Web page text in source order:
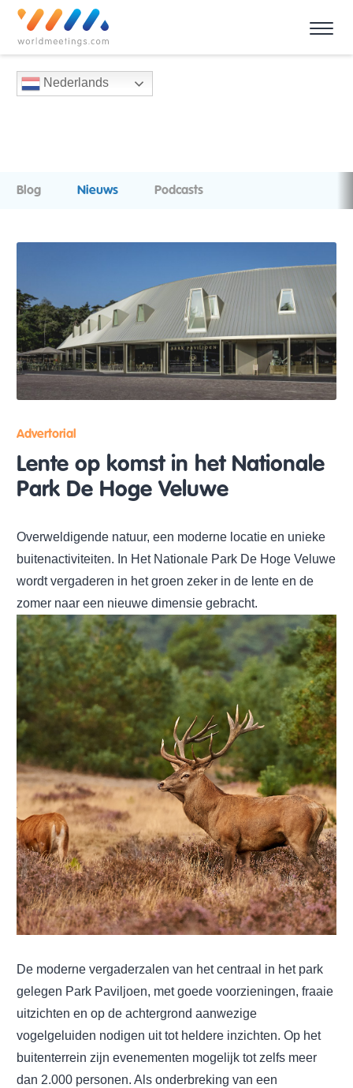
Nederlands
Blog Nieuws Podcasts
Advertorial
Lente op komst in het Nationale
Park De Hoge Veluwe
Overweldigende natuur, een moderne locatie en unieke
buitenactiviteiten. In Het Nationale Park De Hoge Veluwe
wordt vergaderen in het groen zeker in de lente en de
zomer naar een nieuwe dimensie gebracht.
De moderne vergaderzalen van het centraal in het park
gelegen Park Paviljoen, met goede voorzieningen, fraaie
uitzichten en op de achtergrond aanwezige
vogelgeluiden nodigen uit tot heldere inzichten. Op het
buitenterrein zijn evenementen mogelijk tot zelfs meer
dan 2.000 personen. Als onderbreking van een